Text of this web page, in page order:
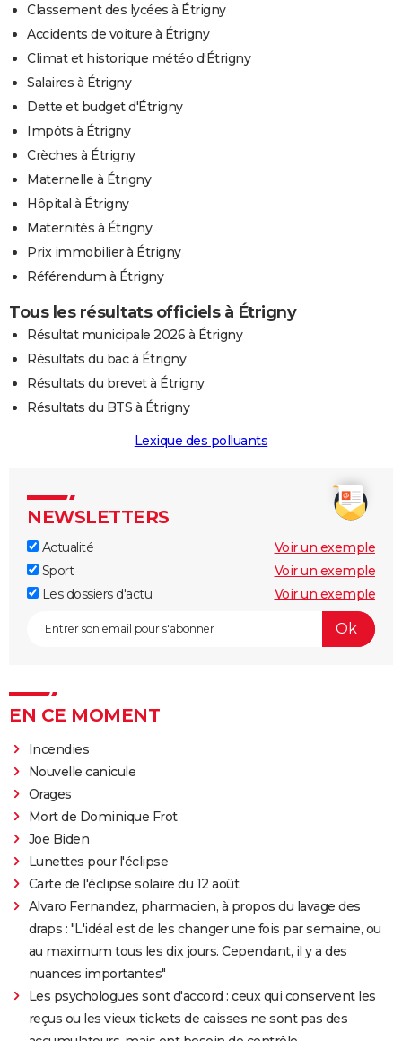
Classement des lycées à Étrigny
Accidents de voiture à Étrigny
Climat et historique météo d'Étrigny
Salaires à Étrigny
Dette et budget d'Étrigny
Impôts à Étrigny
Crèches à Étrigny
Maternelle à Étrigny
Hôpital à Étrigny
Maternités à Étrigny
Prix immobilier à Étrigny
Référendum à Étrigny
Tous les résultats officiels à Étrigny
Résultat municipale 2026 à Étrigny
Résultats du bac à Étrigny
Résultats du brevet à Étrigny
Résultats du BTS à Étrigny
Lexique des polluants
NEWSLETTERS
Actualité
Voir un exemple
Sport
Voir un exemple
Les dossiers d'actu
Voir un exemple
EN CE MOMENT
Incendies
Nouvelle canicule
Orages
Mort de Dominique Frot
Joe Biden
Lunettes pour l'éclipse
Carte de l'éclipse solaire du 12 août
Alvaro Fernandez, pharmacien, à propos du lavage des
draps : "L'idéal est de les changer une fois par semaine, ou
au maximum tous les dix jours. Cependant, il y a des
nuances importantes"
Les psychologues sont d'accord : ceux qui conservent les
reçus ou les vieux tickets de caisses ne sont pas des